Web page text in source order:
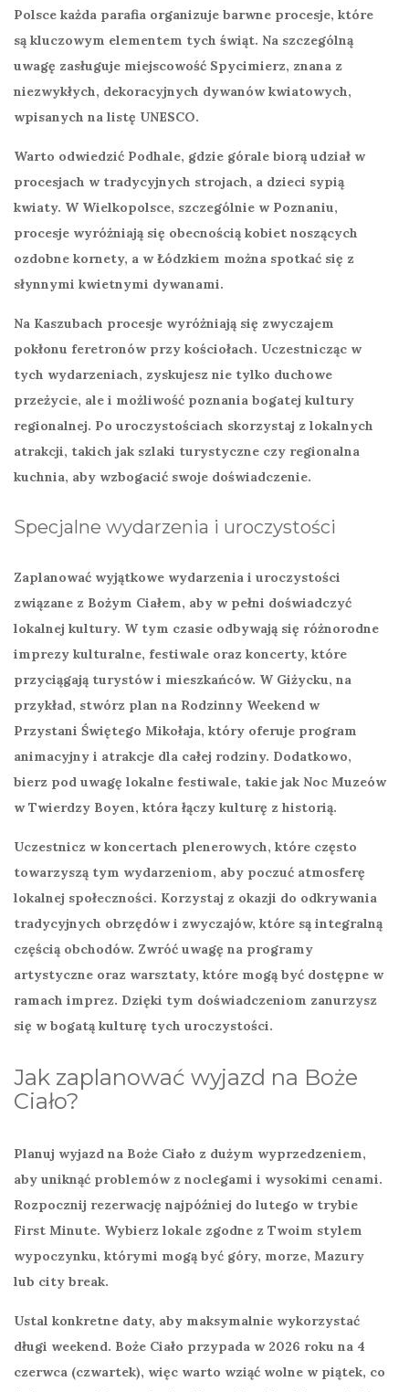
Polsce każda parafia organizuje barwne procesje, które
są kluczowym elementem tych świąt. Na szczególną
uwagę zasługuje miejscowość Spycimierz, znana z
niezwykłych, dekoracyjnych dywanów kwiatowych,
wpisanych na listę UNESCO.
Warto odwiedzić Podhale, gdzie górale biorą udział w
procesjach w tradycyjnych strojach, a dzieci sypią
kwiaty. W Wielkopolsce, szczególnie w Poznaniu,
procesje wyróżniają się obecnością kobiet noszących
ozdobne kornety, a w Łódzkiem można spotkać się z
słynnymi kwietnymi dywanami.
Na Kaszubach procesje wyróżniają się zwyczajem
pokłonu feretronów przy kościołach. Uczestnicząc w
tych wydarzeniach, zyskujesz nie tylko duchowe
przeżycie, ale i możliwość poznania bogatej kultury
regionalnej. Po uroczystościach skorzystaj z lokalnych
atrakcji, takich jak szlaki turystyczne czy regionalna
kuchnia, aby wzbogacić swoje doświadczenie.
Specjalne wydarzenia i uroczystości
Zaplanować wyjątkowe wydarzenia i uroczystości
związane z Bożym Ciałem, aby w pełni doświadczyć
lokalnej kultury. W tym czasie odbywają się różnorodne
imprezy kulturalne, festiwale oraz koncerty, które
przyciągają turystów i mieszkańców. W Giżycku, na
przykład, stwórz plan na Rodzinny Weekend w
Przystani Świętego Mikołaja, który oferuje program
animacyjny i atrakcje dla całej rodziny. Dodatkowo,
bierz pod uwagę lokalne festiwale, takie jak Noc Muzeów
w Twierdzy Boyen, która łączy kulturę z historią.
Uczestnicz w koncertach plenerowych, które często
towarzyszą tym wydarzeniom, aby poczuć atmosferę
lokalnej społeczności. Korzystaj z okazji do odkrywania
tradycyjnych obrzędów i zwyczajów, które są integralną
częścią obchodów. Zwróć uwagę na programy
artystyczne oraz warsztaty, które mogą być dostępne w
ramach imprez. Dzięki tym doświadczeniom zanurzysz
się w bogatą kulturę tych uroczystości.
Jak zaplanować wyjazd na Boże
Ciało?
Planuj wyjazd na Boże Ciało z dużym wyprzedzeniem,
aby uniknąć problemów z noclegami i wysokimi cenami.
Rozpocznij rezerwację najpóźniej do lutego w trybie
First Minute. Wybierz lokale zgodne z Twoim stylem
wypoczynku, którymi mogą być góry, morze, Mazury
lub city break.
Ustal konkretne daty, aby maksymalnie wykorzystać
długi weekend. Boże Ciało przypada w 2026 roku na 4
czerwca (czwartek), więc warto wziąć wolne w piątek, co